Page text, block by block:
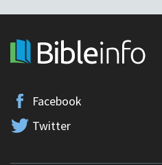
Facebook
Twitter